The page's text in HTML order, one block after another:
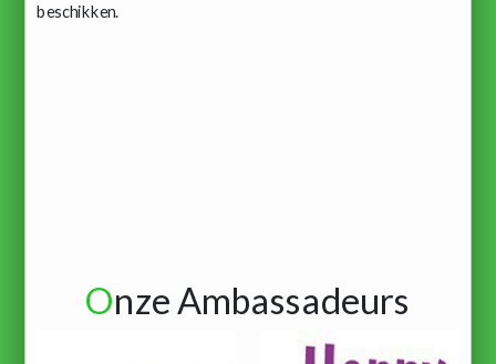
beschikken.
Onze Ambassadeurs